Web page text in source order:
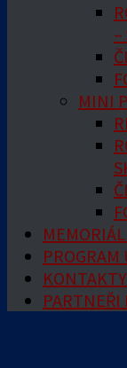
–
MINI
PROGRAM
KONTAKTY
PARTNEŘI